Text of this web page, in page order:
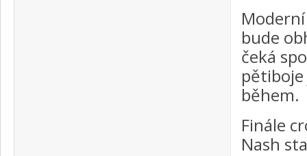
bude
čeká
během.
Finále
Nash